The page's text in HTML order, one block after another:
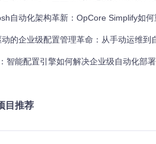
间从人工4小时缩短至8分钟，代码行数减
业如何应用自动化部署技术？
在异构服务器环境中部署高性能交易
案例
动化架构革新：OpCore Simplify如何重塑EFI配
企业级配置管理革命：从手动运维到自动化部署
智能配置引擎如何解决企业级自动化部
目推荐